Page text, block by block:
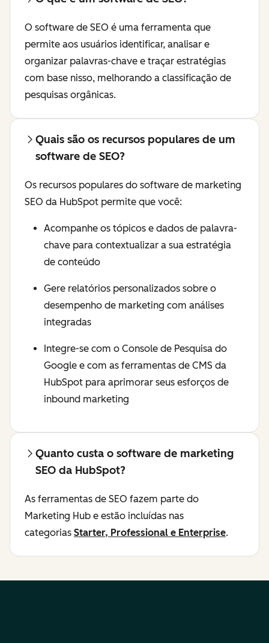
O software de SEO é uma ferramenta que
permite aos usuários identificar, analisar e
organizar palavras-chave e traçar estratégias
com base nisso, melhorando a classificação de
pesquisas orgânicas.
Quais são os recursos populares de um
software de SEO?
Os recursos populares do software de marketing
SEO da HubSpot permite que você:
Acompanhe os tópicos e dados de palavra-
chave para contextualizar a sua estratégia
de conteúdo
Gere relatórios personalizados sobre o
desempenho de marketing com análises
integradas
Integre-se com o Console de Pesquisa do
Google e com as ferramentas de CMS da
HubSpot para aprimorar seus esforços de
inbound marketing
Quanto custa o software de marketing
SEO da HubSpot?
As ferramentas de SEO fazem parte do
Marketing Hub e estão incluídas nas
categorias Starter, Professional e Enterprise.